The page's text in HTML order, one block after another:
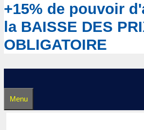
+15% de pouvoir
la BAISSE DES
OBLIGATOIRE
Menu